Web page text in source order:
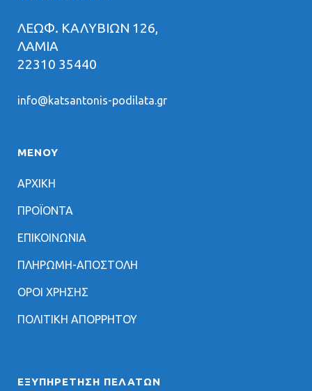
ΛΕΩΦ. ΚΑΛΥΒΙΩΝ 126,
ΛΑΜΙΑ
22310 35440
info@katsantonis-podilata.gr
ΜΕΝΟΥ
ΑΡΧΙΚΗ
ΠΡΟΪΟΝΤΑ
ΕΠΙΚΟΙΝΩΝΙΑ
ΠΛΗΡΩΜΗ-ΑΠΟΣΤΟΛΗ
ΟΡΟΙ ΧΡΗΣΗΣ
ΠΟΛΙΤΙΚΗ ΑΠΟΡΡΗΤΟΥ
ΕΞΥΠΗΡΈΤΗΣΗ ΠΕΛΑΤΏΝ